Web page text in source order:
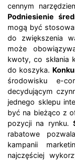
cennym
Podniesienie
mogą być
do zwiększenia
może
kwoty, co skłania
do koszyka.
środowisku e-
decydującym
jednego sklepu
być na bieżąco z
pozycji na rynku.
rabatowe
kampanii
najczęściej